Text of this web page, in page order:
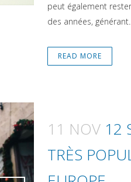
peut également
des années,
READ MORE
11 NOV 12
TRÈS